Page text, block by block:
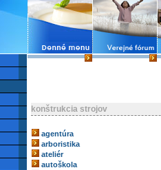
konštrukcia strojov
agentúra
arboristika
ateliér
autoškola